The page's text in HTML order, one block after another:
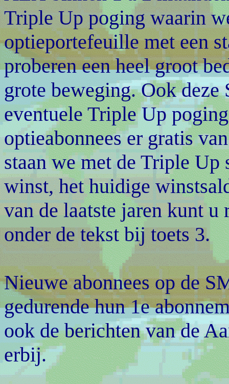
Triple Up poging waarin
optieportefeuille met een
proberen een heel groot
grote beweging. Ook
eventuele Triple Up
optieabonnees er gratis
staan we met de Triple Up
winst, het huidige
van de laatste jaren kunt u
onder de tekst bij toets 3.
Nieuwe abonnees op de
gedurende hun 1e
ook de berichten van de
erbij.